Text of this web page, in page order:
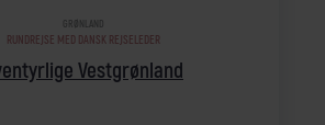
Vestgrønland
GRØNLAND
RUNDREJSE MED DANSK REJSELEDER